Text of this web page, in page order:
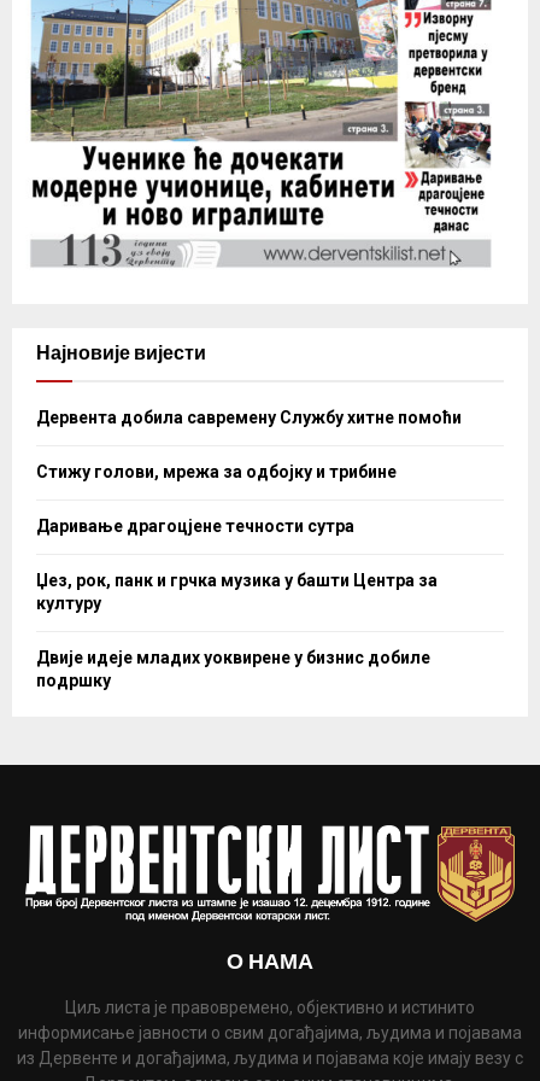
Најновије вијести
Дервента добила савремену Службу хитне помоћи
Стижу голови, мрежа за одбојку и трибине
Даривање драгоцјене течности сутра
Џез, рок, панк и грчка музика у башти Центра за
културу
Двије идеје младих уоквирене у бизнис добиле
подршку
О НАМА
Циљ листа је правовремено, објективно и истинито
информисање јавности о свим догађајима, људима и појавама
из Дервенте и догађајима, људима и појавама које имају везу с